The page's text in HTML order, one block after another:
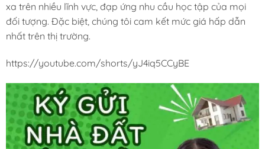
xa trên nhiều lĩnh vực, đạp ứng nhu cầu học tập của mọi
đối tượng. Đặc biệt, chúng tôi cam kết mức giá hấp dẫn
nhất trên thị trường.
https://youtube.com/shorts/yJ4iq5CCyBE